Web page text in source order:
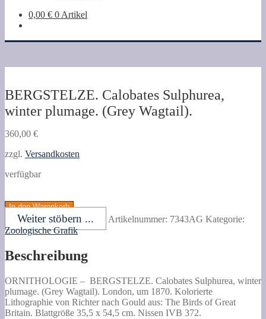
0,00 € 0 Artikel
BERGSTELZE. Calobates Sulphurea,
winter plumage. (Grey Wagtail).
360,00 €
zzgl. Versandkosten
verfügbar
Calobates
Sulphurea,
winter
plumage.
Wagtail).
In den Warenkorb
Weiter stöbern ... Artikelnummer: 7343AG Kategorie:
Zoologische Grafik
Beschreibung
ORNITHOLOGIE – BERGSTELZE. Calobates Sulphurea, winter
plumage. (Grey Wagtail). London, um 1870. Kolorierte
Lithographie von Richter nach Gould aus: The Birds of Great
Britain. Blattgröße 35,5 x 54,5 cm. Nissen IVB 372.